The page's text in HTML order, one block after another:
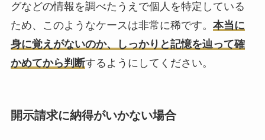
グなどの情報を調べたうえで個人を特定している
ため、このようなケースは非常に稀です。 本当に
身に覚えがないのか、しっかりと記憶を辿って確
かめてから判断するようにしてください。
開示請求に納得がいかない場合